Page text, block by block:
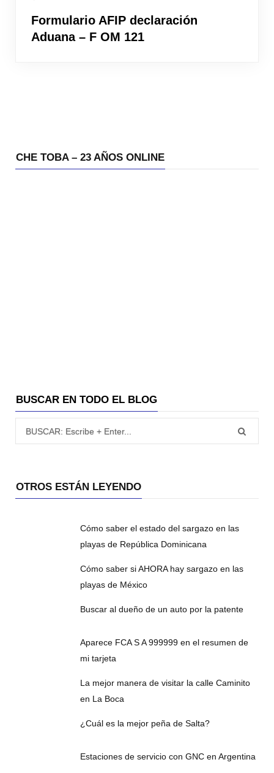
Formulario AFIP declaración
Aduana – F OM 121
CHE TOBA – 23 AÑOS ONLINE
BUSCAR EN TODO EL BLOG
OTROS ESTÁN LEYENDO
Cómo saber el estado del sargazo en las
playas de República Dominicana
Cómo saber si AHORA hay sargazo en las
playas de México
Buscar al dueño de un auto por la patente
Aparece FCA S A 999999 en el resumen de
mi tarjeta
La mejor manera de visitar la calle Caminito
en La Boca
¿Cuál es la mejor peña de Salta?
Estaciones de servicio con GNC en Argentina